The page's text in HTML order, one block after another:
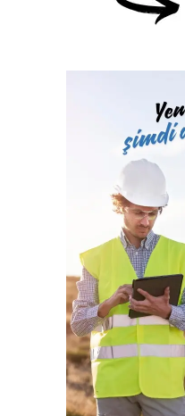
Klaslama, yasal
Vakfı, fiziki alanlarının
ile büyüme yolunda hızla
milli kuruluşudur. Yetkisi
Türkiye’nin ekonomisine
tamamını içermektedir ve
gelişmenin ve ülkemize
100. yılında Türkiye